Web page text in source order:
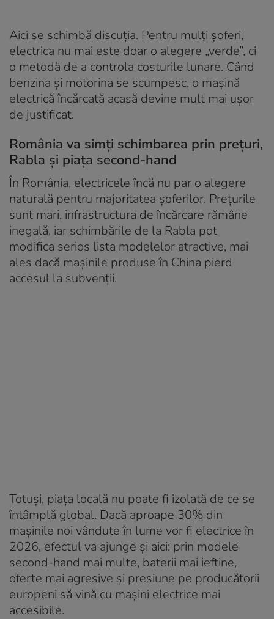
Aici se schimbă discuția. Pentru mulți șoferi,
electrica nu mai este doar o alegere „verde”, ci
o metodă de a controla costurile lunare. Când
benzina și motorina se scumpesc, o mașină
electrică încărcată acasă devine mult mai ușor
de justificat.
România va simți schimbarea prin prețuri,
Rabla și piața second-hand
În România, electricele încă nu par o alegere
naturală pentru majoritatea șoferilor. Prețurile
sunt mari, infrastructura de încărcare rămâne
inegală, iar schimbările de la Rabla pot
modifica serios lista modelelor atractive, mai
ales dacă mașinile produse în China pierd
accesul la subvenții.
Totuși, piața locală nu poate fi izolată de ce se
întâmplă global. Dacă aproape 30% din
mașinile noi vândute în lume vor fi electrice în
2026, efectul va ajunge și aici: prin modele
second-hand mai multe, baterii mai ieftine,
oferte mai agresive și presiune pe producătorii
europeni să vină cu mașini electrice mai
accesibile.